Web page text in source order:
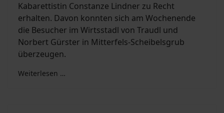
Kabarettistin Constanze Lindner zu Recht
erhalten. Davon konnten sich am Wochenende
die Besucher im Wirtsstadl von Traudl und
Norbert Gürster in Mitterfels-Scheibelsgrub
überzeugen.
Weiterlesen …